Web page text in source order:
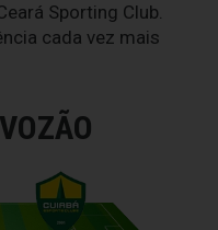
Sporting Club.
cada vez mais
VOZÃO